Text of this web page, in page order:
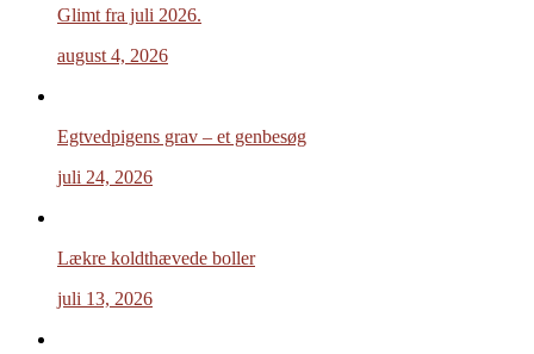
Glimt fra juli 2026.
august 4, 2026
Egtvedpigens grav – et genbesøg
juli 24, 2026
Lækre koldthævede boller
juli 13, 2026